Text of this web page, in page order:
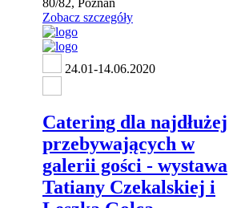
80/82, Poznań
Zobacz szczegóły
24.01-14.06.2020
Catering dla najdłużej
przebywających w
galerii gości - wystawa
Tatiany Czekalskiej i